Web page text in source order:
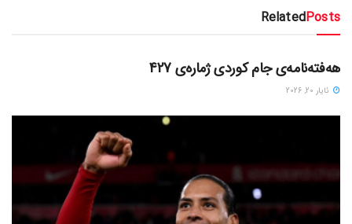
RelatedPosts
دسته‌بندی نشده
هەفتەنامەی جام کوردی ژمارەی 427
ئایار 20, 2026